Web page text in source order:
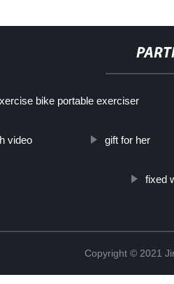
bike portable exerciser
video gift for her
fixed
Copyright © 2021